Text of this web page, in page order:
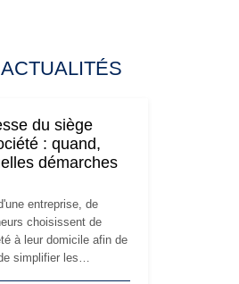
du siège
: quand,
démarches
entreprise, de
choisissent de
à leur domicile afin de
simplifier les